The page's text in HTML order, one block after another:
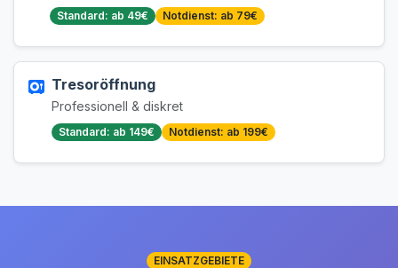
Standard: ab 49€ Notdienst: ab 79€
Tresoröffnung
Professionell & diskret
Standard: ab 149€ Notdienst: ab 199€
EINSATZGEBIETE